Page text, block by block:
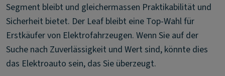
Segment bleibt und gleichermassen Praktikabilität und
Sicherheit bietet. Der Leaf bleibt eine Top-Wahl für
Erstkäufer von Elektrofahrzeugen. Wenn Sie auf der
Suche nach Zuverlässigkeit und Wert sind, könnte dies
das Elektroauto sein, das Sie überzeugt.